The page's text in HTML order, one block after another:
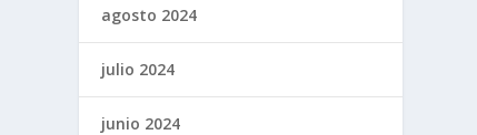
agosto 2024
julio 2024
junio 2024